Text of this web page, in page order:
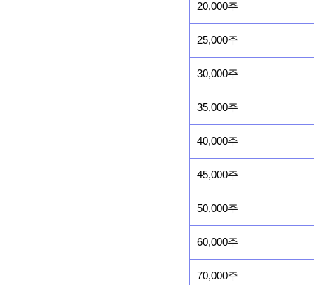
20,000주
25,000주
30,000주
35,000주
40,000주
45,000주
50,000주
60,000주
70,000주